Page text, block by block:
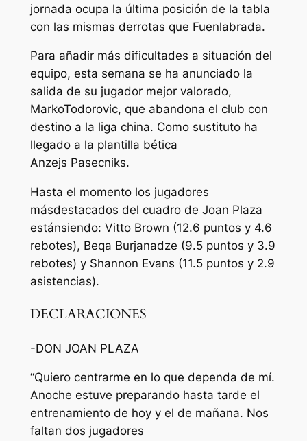
jornada ocupa la última posición de la tabla
con las mismas derrotas que Fuenlabrada.
Para añadir más dificultades a situación del
equipo, esta semana se ha anunciadola
salida de su jugador mejor valorado,
MarkoTodorovic, que abandona el club con
destino a la liga china. Como sustitutoha
llegadoa la plantilla bética
Anzejs Pasecniks.
Hasta el momentolos jugadores
másdestacados del cuadrode Joan Plaza
estánsiendo: VittoBrown (12.6 puntos y 4.6
rebotes), Beqa Burjanadze (9.5 puntos y 3.9
rebotes) y Shannon Evans (11.5 puntos y 2.9
asistencias).
DECLARACIONES
-DON JOAN PLAZA
“Quiero centrarme en lo que dependa de mí.
Anoche estuve preparando hasta tarde el
entrenamientode hoyy el de mañana. Nos
faltan dos jugadores